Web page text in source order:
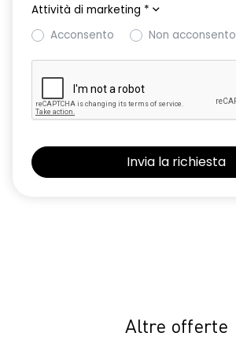
Attività di marketing *
Acconsento
Non acconsento
Altre offerte